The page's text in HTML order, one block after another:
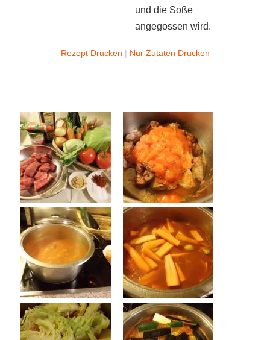
und die Soße
angegossen wird.
Rezept Drucken Nur Zutaten Drucken